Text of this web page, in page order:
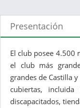
Presentación
El club posee 4.500
el club más
grandes de Castilla
cubiertas,
discapacitados,